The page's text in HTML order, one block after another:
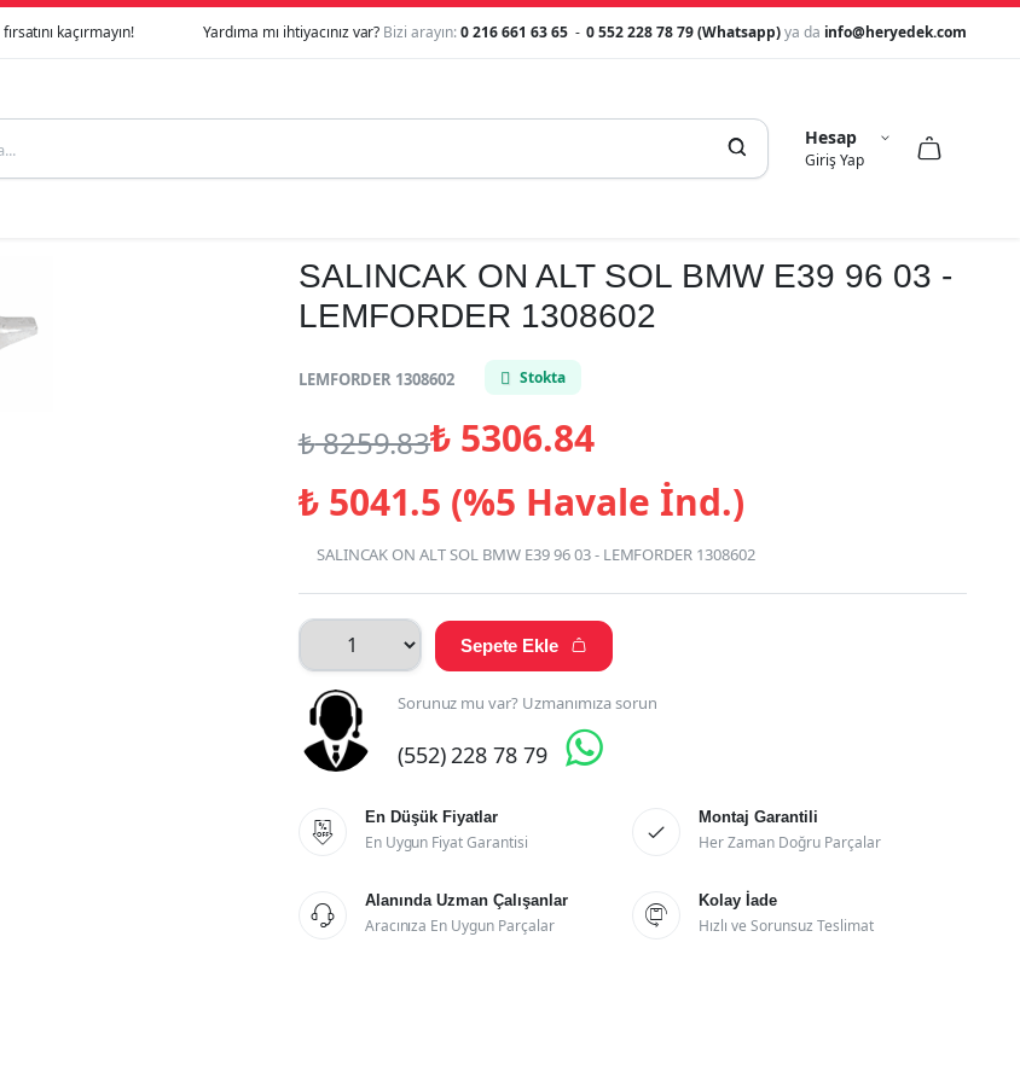
fırsatını kaçırmayın! Yardıma mı ihtiyacınız var? Bizi arayın:0 216 661 63 65 -0 552 228 78 79 (Whatsapp)ya da info@heryedek.com
 Hesap
Giriş Yap
 
SALINCAK ON ALT SOL BMW E39 96 03 -
LEMFORDER 1308602
LEMFORDER 1308602 Stokta
₺8259.83₺ 5306.84
₺5041.5 (%5 Havale İnd.)
SALINCAK ON ALT SOL BMW E39 96 03 - LEMFORDER 1308602
Sepete Ekle 
Sorunuz mu var? Uzmanımıza sorun
(552) 228 78 79 

En Düşük Fiyatlar
En Uygun Fiyat Garantisi 
Montaj Garantili
Her Zaman Doğru Parçalar

Alanında Uzman Çalışanlar
Aracınıza En Uygun Parçalar 
Kolay İade
Hızlı ve Sorunsuz Teslimat